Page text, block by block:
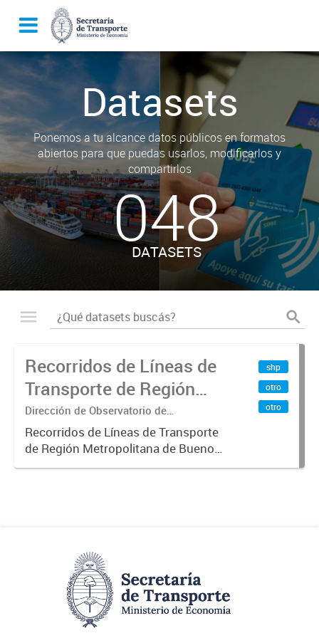
Datasets
Ponemos a tu alcance datos públicos en formatos
abiertos para que puedas usarlos, modificarlos y
compartirlos
048
DATASETS
Recorridos de Líneas de
Transporte de Región
Metropolitana de
Buenos Aires (RMBA)
Dirección de Observatorio de
Transporte, Estudio y Sistemas
Recorridos de Líneas de Transporte
de Región Metropolitana de Buenos
Aires (RMBA).-
shp
otro
otro